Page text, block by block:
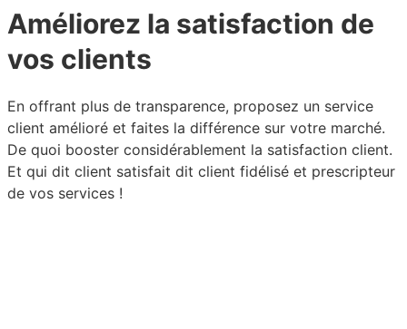
Améliorez la satisfaction de
vos clients
En offrant plus de transparence, proposez un service
client amélioré et faites la différence sur votre marché.
De quoi booster considérablement la satisfaction client.
Et qui dit client satisfait dit client fidélisé et prescripteur
de vos services !